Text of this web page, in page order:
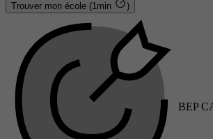
Trouver mon école (1min )
BEP